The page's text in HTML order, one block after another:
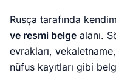
Rusça tarafında
ve resmi belge alanı.
evrakları,
nüfus kayıtları gibi